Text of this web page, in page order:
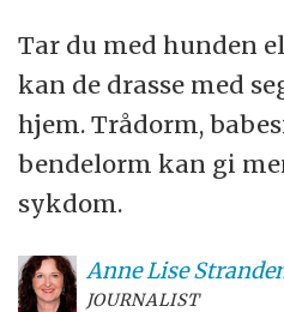
Tar du med hunden
kan de drasse med
hjem. Trådorm,
bendelorm kan gi
sykdom.
Anne Lise
JOURNALIST